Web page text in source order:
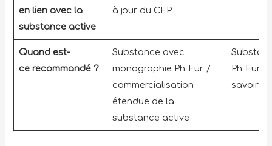
en lien avec la
substance active
à jour du CEP
Quand est-
ce recommandé ?
Substance avec
monographie Ph. Eur. /
commercialisation
étendue de la
substance active
Ph. Eur.
savoir-